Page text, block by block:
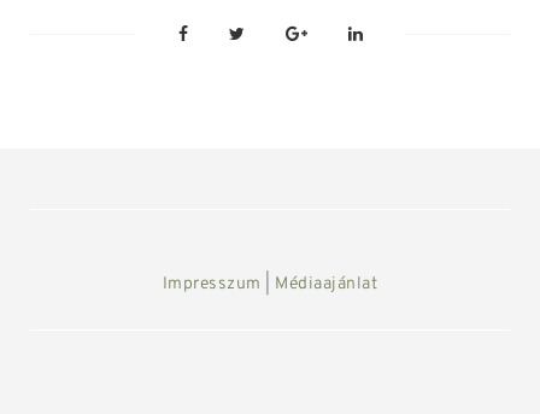
Impresszum Médiaajánlat